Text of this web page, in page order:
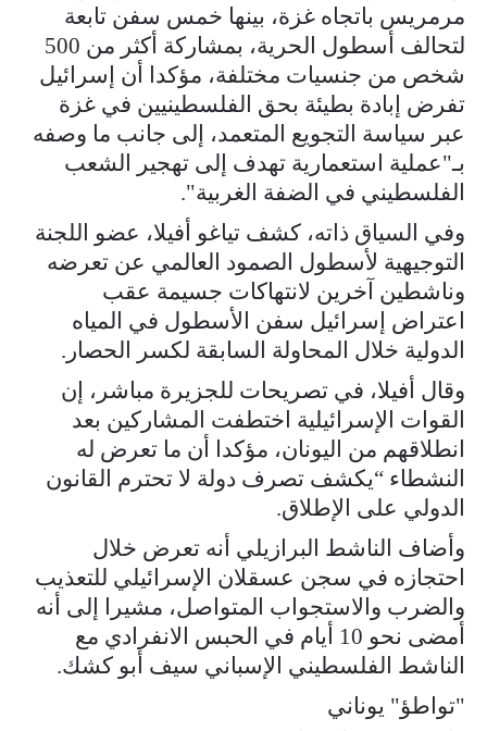
مرمريس باتجاه غزة، بينها خمس سفن تابعة
لتحالف أسطول الحرية، بمشاركة أكثر من 500
شخص من جنسيات مختلفة، مؤكدا أن إسرائيل
تفرض إبادة بطيئة بحق الفلسطينيين في غزة
عبر سياسة التجويع المتعمد، إلى جانب ما وصفه
بـ"عملية استعمارية تهدف إلى تهجير الشعب
الفلسطيني في الضفة الغربية".
وفي السياق ذاته، كشف تياغو أفيلا، عضو اللجنة
التوجيهية لأسطول الصمود العالمي عن تعرضه
وناشطين آخرين لانتهاكات جسيمة عقب
اعتراض إسرائيل سفن الأسطول في المياه
الدولية خلال المحاولة السابقة لكسر الحصار.
وقال أفيلا، في تصريحات للجزيرة مباشر، إن
القوات الإسرائيلية اختطفت المشاركين بعد
انطلاقهم من اليونان، مؤكدا أن ما تعرض له
النشطاء “يكشف تصرف دولة لا تحترم القانون
الدولي على الإطلاق.
وأضاف الناشط البرازيلي أنه تعرض خلال
احتجازه في سجن عسقلان الإسرائيلي للتعذيب
والضرب والاستجواب المتواصل، مشيرا إلى أنه
أمضى نحو 10 أيام في الحبس الانفرادي مع
الناشط الفلسطيني الإسباني سيف أبو كشك.
"تواطؤ" يوناني